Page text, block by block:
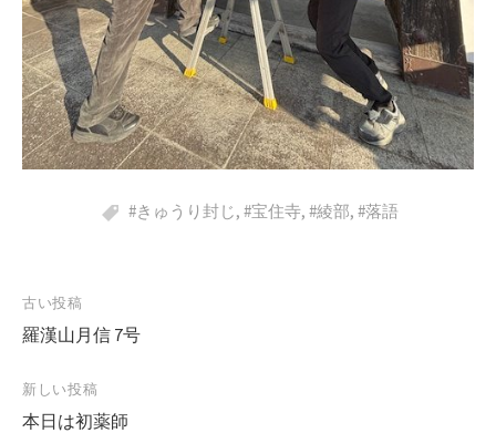
#きゅうり封じ, #宝住寺, #綾部, #落語
投
稿
ビ
古い投稿
羅漢山月信 7号
新しい投稿
本日は初薬師